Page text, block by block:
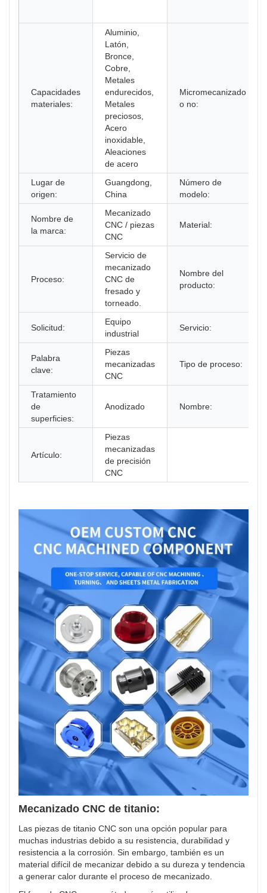
Capacidades
materiales:
Aluminio,
Latón,
Bronce,
Cobre,
Metales
endurecidos,
Metales
preciosos,
Acero
inoxidable,
Aleaciones
de acero
Micromecanizado
o no:
Lugar de
origen:
Guangdong,
China
Número de
modelo:
Nombre de
la marca:
Mecanizado
CNC / piezas
CNC
Material:
Proceso:
Servicio de
mecanizado
CNC de
fresado y
torneado.
Nombre del
producto:
Solicitud:
Equipo
industrial
Servicio:
Palabra
clave:
Piezas
mecanizadas
CNC
Tipo de proceso:
Tratamiento
de
superficies:
Anodizado Nombre:
Artículo:
Piezas
mecanizadas
de precisión
CNC
Mecanizado CNC de titanio:
Las piezas de titanio CNC son una opción popular para
muchas industrias debido a su resistencia, durabilidad y
resistencia a la corrosión. Sin embargo, también es un
material difícil de mecanizar debido a su dureza y tendencia
a generar calor durante el proceso de mecanizado.